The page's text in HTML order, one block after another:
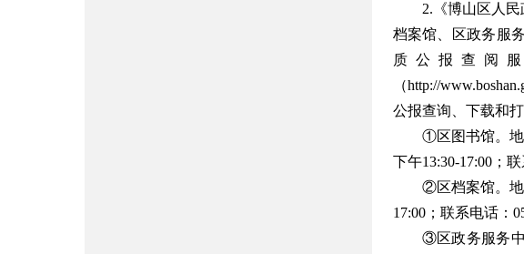
2.《博山区人
档案馆、区政务服
质公报查阅
（http://
公报查询、下载和打
①区图书馆。地
下午13:30-17:00；
②区档案馆。地
17:00；联系电话：
③区政务服务